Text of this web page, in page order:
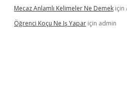
Mecaz Anlamlı Kelimeler Ne Demek için
Öğrenci Koçu Ne Iş Yapar için admin